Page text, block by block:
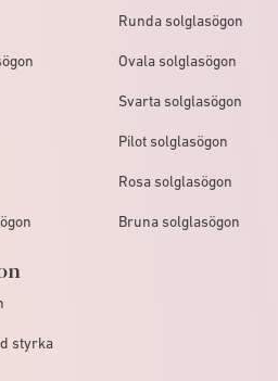
styrka
Runda solglasögon
Ovala solglasögon
Svarta solglasögon
Pilot solglasögon
Rosa solglasögon
Bruna solglasögon